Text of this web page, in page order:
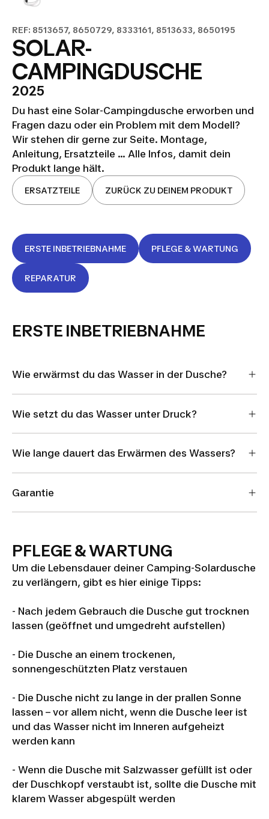
REF: 8513657, 8650729, 8333161, 8513633, 8650195
SOLAR-
CAMPINGDUSCHE
2025
Du hast eine Solar-Campingdusche erworben und
Fragen dazu oder ein Problem mit dem Modell?
Wir stehen dir gerne zur Seite. Montage,
Anleitung, Ersatzteile ... Alle Infos, damit dein
Produkt lange hält.
ERSATZTEILE ZURÜCK ZU DEINEM PRODUKT
ERSTE INBETRIEBNAHME PFLEGE & WARTUNG
REPARATUR
ERSTE INBETRIEBNAHME
Wie erwärmst du das Wasser in der Dusche?
Wie setzt du das Wasser unter Druck?
Wie lange dauert das Erwärmen des Wassers?
Garantie
PFLEGE & WARTUNG
Um die Lebensdauer deiner Camping-Solardusche
zu verlängern, gibt es hier einige Tipps:
- Nach jedem Gebrauch die Dusche gut trocknen
lassen (geöffnet und umgedreht aufstellen)
- Die Dusche an einem trockenen,
sonnengeschützten Platz verstauen
- Die Dusche nicht zu lange in der prallen Sonne
lassen – vor allem nicht, wenn die Dusche leer ist
und das Wasser nicht im Inneren aufgeheizt
werden kann
- Wenn die Dusche mit Salzwasser gefüllt ist oder
der Duschkopf verstaubt ist, sollte die Dusche mit
klarem Wasser abgespült werden